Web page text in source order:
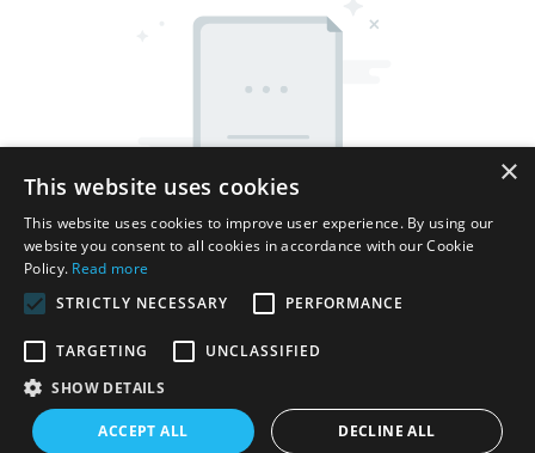
Hak Cipta © 2025 Shenzhen Thincen Technology Co., Ltd. -
www.thincen.com | Peta Laman
×
This website uses cookies
This website uses cookies to improve user experience. By using our
website you consent to all cookies in accordance with our Cookie
Policy. Read more
STRICTLY NECESSARY
PERFORMANCE
TARGETING
UNCLASSIFIED
SHOW DETAILS
ACCEPT ALL DECLINE ALL